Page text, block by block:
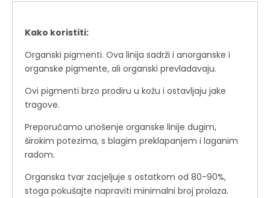
Kako koristiti:
Organski pigmenti. Ova linija sadrži i anorganske i
organske pigmente, ali organski prevladavaju.
Ovi pigmenti brzo prodiru u kožu i ostavljaju jake
tragove.
Preporučamo unošenje organske linije dugim,
širokim potezima, s blagim preklapanjem i laganim
radom.
Organska tvar zacjeljuje s ostatkom od 80-90%,
stoga pokušajte napraviti minimalni broj prolaza.